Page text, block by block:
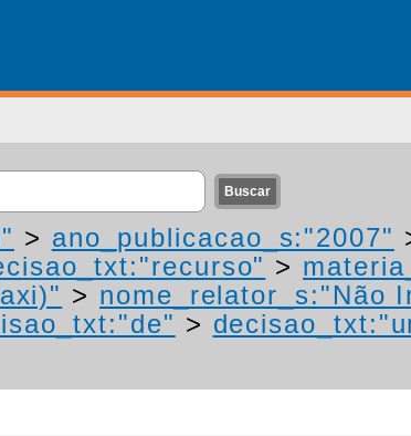
> ano_publicacao_s:"2007"
>
> nome_relator_s:"Não
>